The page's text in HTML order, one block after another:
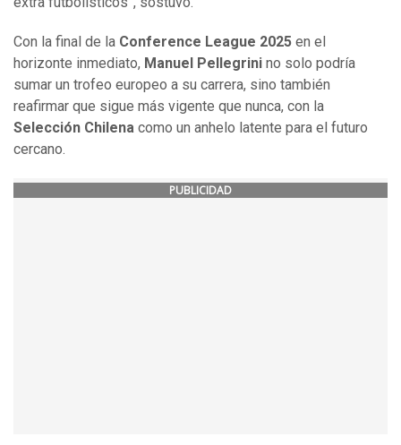
Con la final de la Conference League 2025 en el
horizonte inmediato, Manuel Pellegrini no solo podría
sumar un trofeo europeo a su carrera, sino también
reafirmar que sigue más vigente que nunca, con la
Selección Chilena como un anhelo latente para el futuro
cercano.
PUBLICIDAD